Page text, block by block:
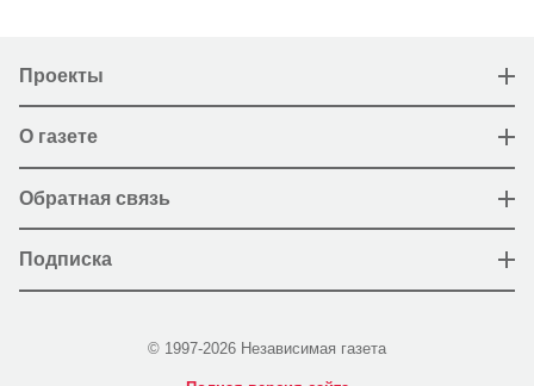
Проекты
О газете
Обратная связь
Подписка
© 1997-2026 Независимая газета